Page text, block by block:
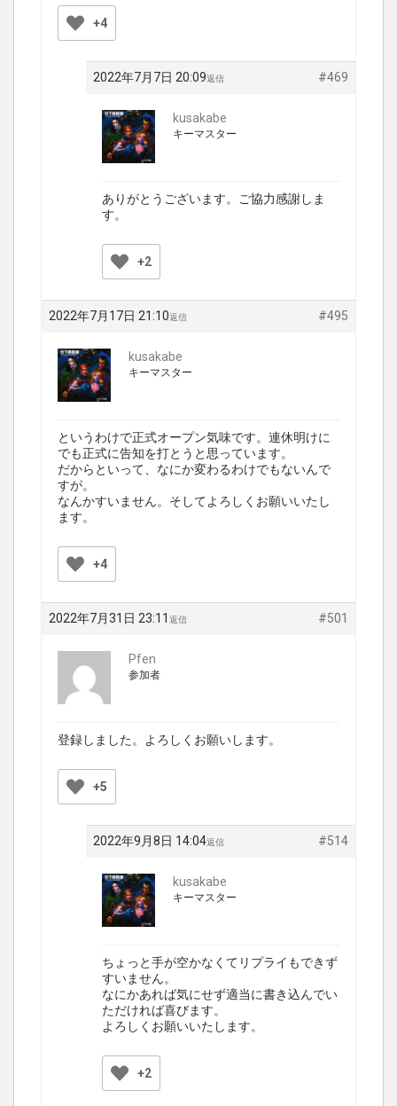
+4
2022年7月7日 20:09 #469
返信
kusakabe
キーマスター
ありがとうございます。ご協力感謝しま
す。
+2
2022年7月17日 21:10 #495
返信
kusakabe
キーマスター
というわけで正式オープン気味です。連休明けに
でも正式に告知を打とうと思っています。
だからといって、なにか変わるわけでもないんで
すが。
なんかすいません。そしてよろしくお願いいたし
ます。
+4
2022年7月31日 23:11 #501
返信
Pfen
参加者
登録しました。よろしくお願いします。
+5
2022年9月8日 14:04 #514
返信
kusakabe
キーマスター
ちょっと手が空かなくてリプライもできず
すいません。
なにかあれば気にせず適当に書き込んでい
ただければ喜びます。
よろしくお願いいたします。
+2